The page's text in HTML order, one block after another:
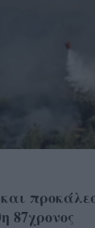
87χρονος